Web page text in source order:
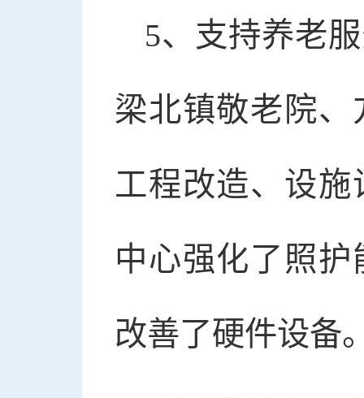
5、支持养老
梁北镇敬老院
工程改造、设
中心强化了照
改善了硬件设备